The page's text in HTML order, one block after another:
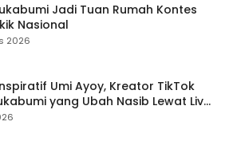
Jadi Tuan Rumah Kontes
Nasional
2026
Umi Ayoy, Kreator TikTok
yang Ubah Nasib Lewat Live